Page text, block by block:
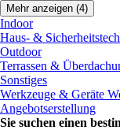
Mehr anzeigen (4)
Indoor
Haus- &
Outdoor
Terrassen &
Sonstiges
Werkzeuge & Geräte
Angebotserstellung
Sie suchen einen